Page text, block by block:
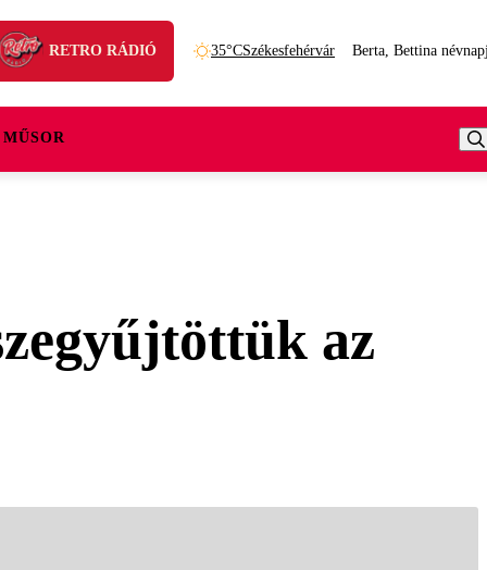
RETRO RÁDIÓ 35°CSzékesfehérvár Berta, Bettina
az